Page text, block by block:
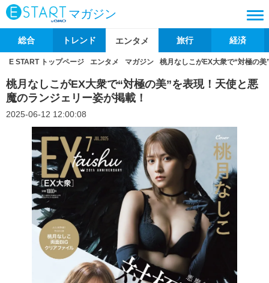
マガジン
総合 トレンド エンタメ 旅行 経済
E START トップページ エンタメ マガジン 桃月なしこがEX大衆で“対極の
桃月なしこがEX大衆で“対極の美”を表現！天使と悪
魔のランジェリー姿が掲載！
2025-06-12 12:00:08